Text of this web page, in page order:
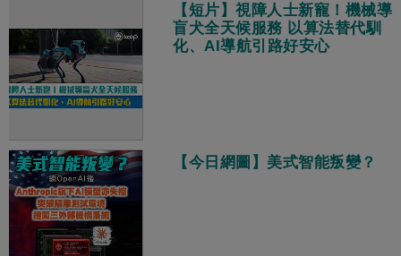
【短片】視障人士新寵！機械導
盲犬全天候服務 以算法替代馴
化、AI導航引路好安心
【今日網圖】美式智能叛變？